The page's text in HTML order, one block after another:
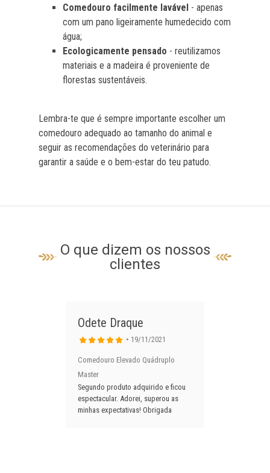
Comedouro facilmente lavável - apenas
com um pano ligeiramente humedecido com
água;
Ecologicamente pensado - reutilizamos
materiais e a madeira é proveniente de
florestas sustentáveis.
Lembra-te que é sempre importante escolher um
comedouro adequado ao tamanho do animal e
seguir as recomendações do veterinário para
garantir a saúde e o bem-estar do teu patudo.
O que dizem os nossos
clientes
Odete Draque
• 19/11/2021
Comedouro Elevado Quádruplo
Master
Segundo produto adquirido e ficou
espectacular. Adorei, superou as
minhas expectativas! Obrigada